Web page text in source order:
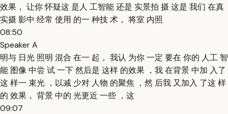
效果， 让你 怀疑这 是人 工智能 还是 实景拍 摄 这是 我们 在真
实摄 影中 经常 使用 的一 种技 术， 将室 内照
08:50
Speaker A
明与 日光 照明 混合 在一 起， 我认 为你 一定 要在 你的 人工 智
能 图像 中尝 试 一下 然后是 这样 的效果 ，我 在背景 中加 入了
这 样一 束光 ，以减 少对 人物 的聚焦 ，然 后我 又加入 了这 样
的 效果， 背景 中的 光更近 一些 ，这
09:07